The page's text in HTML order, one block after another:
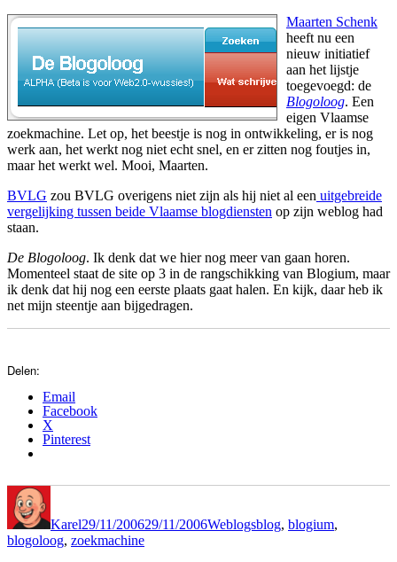
Maarten Schenk
heeft nu een
nieuw initiatief
aan het lijstje
toegevoegd: de
Blogoloog. Een
eigen Vlaamse
zoekmachine. Let op, het beestje is nog in ontwikkeling, er is nog
werk aan, het werkt nog niet echt snel, en er zitten nog foutjes in,
maar het werkt wel. Mooi, Maarten.
BVLG zou BVLG overigens niet zijn als hij niet al een uitgebreide
vergelijking tussen beide Vlaamse blogdiensten op zijn weblog had
staan.
De Blogoloog. Ik denk dat we hier nog meer van gaan horen.
Momenteel staat de site op 3 in de rangschikking van Blogium, maar
ik denk dat hij nog een eerste plaats gaat halen. En kijk, daar heb ik
net mijn steentje aan bijgedragen.
Delen:
Email
Facebook
X
Pinterest
Karel29/11/200629/11/2006Weblogsblog, blogium,
blogoloog, zoekmachine